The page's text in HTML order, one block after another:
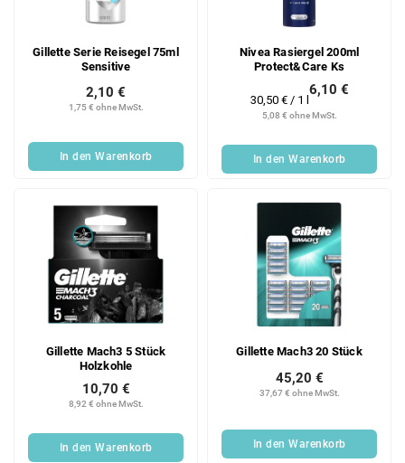
Gillette Serie Reisegel 75ml
Sensitive
1,75 € ohne MwSt.
2,10 €
In den Warenkorb
Nivea Rasiergel 200ml
Protect&Care Ks
5,08 € ohne MwSt.
6,10 €
Verkaufspreis:
30,50 € / 1 l
In den Warenkorb
Gillette Mach3 5 Stück
Holzkohle
8,92 € ohne MwSt.
10,70 €
In den Warenkorb
Gillette Mach3 20 Stück
37,67 € ohne MwSt.
45,20 €
In den Warenkorb